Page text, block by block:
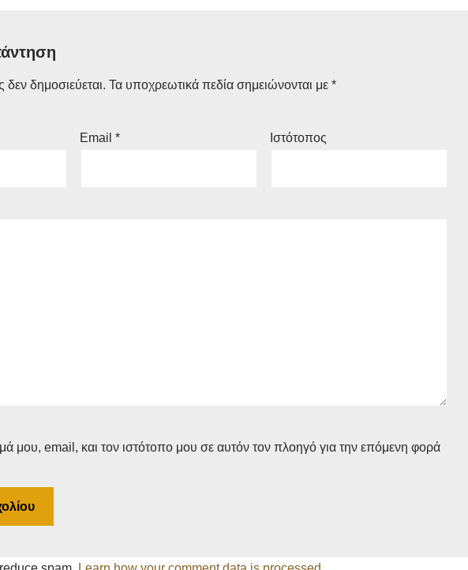
δημοσιεύεται. Τα υποχρεωτικά πεδία σημειώνονται με *
Email * Ιστότοπος
μου, email, και τον ιστότοπο μου σε αυτόν τον πλοηγό για την επόμενη φορά